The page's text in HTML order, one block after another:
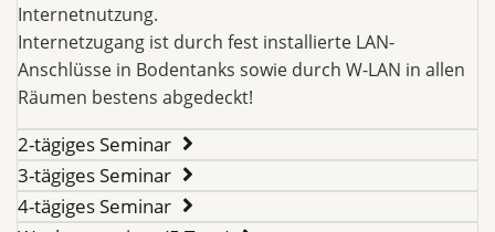
Internetnutzung.
Internetzugang ist durch fest installierte LAN-
Anschlüsse in Bodentanks sowie durch W-LAN in allen
Räumen bestens abgedeckt!
2-tägiges Seminar
3-tägiges Seminar
4-tägiges Seminar